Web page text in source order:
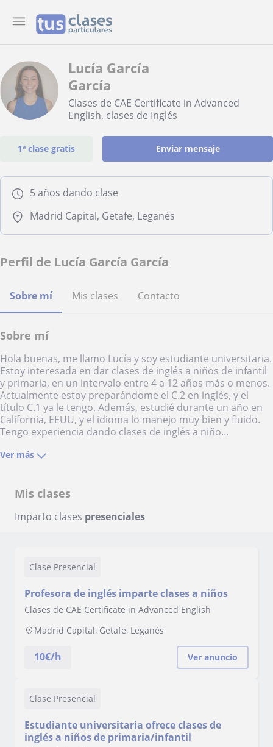
Lucía García
García
Clases de CAE Certificate in Advanced
English, clases de Inglés
1ª clase gratis Enviar mensaje
5 años dando clase
Madrid Capital, Getafe, Leganés
Perfil de Lucía García García
Sobre mí Mis clases Contacto
Sobre mí
Hola buenas, me llamo Lucía y soy estudiante universitaria.
Estoy interesada en dar clases de inglés a niños de infantil
y primaria, en un intervalo entre 4 a 12 años más o menos.
Actualmente estoy preparándome el C.2 en inglés, y el
título C.1 ya le tengo. Además, estudié durante un año en
California, EEUU, y el idioma lo manejo muy bien y fluido.
Tengo experiencia dando clases de inglés a niño...
Ver más
Mis clases
Imparto clases presenciales
Clase Presencial
Profesora de inglés imparte clases a niños
Clases de CAE Certificate in Advanced English
Madrid Capital, Getafe, Leganés
10€/h Ver anuncio
Clase Presencial
Estudiante universitaria ofrece clases de
inglés a niños de primaria/infantil